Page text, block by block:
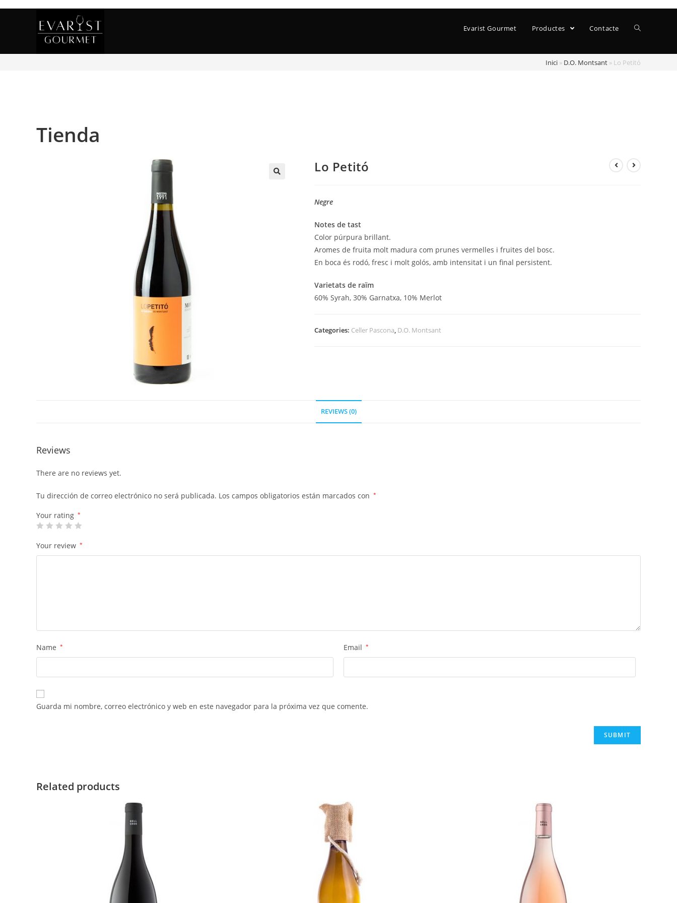
Evarist Gourmet Productes Contacte
Inici » D.O. Montsant » Lo Petitó
Tienda
Lo Petitó
Negre
Notes de tast
Color púrpura brillant.
Aromes de fruita molt madura com prunes vermelles i fruites del bosc.
En boca és rodó, fresc i molt golós, amb intensitat i un final persistent.
Varietats de raïm
60% Syrah, 30% Garnatxa, 10% Merlot
Categories: Celler Pascona, D.O. Montsant
REVIEWS (0)
Reviews
There are no reviews yet.
Tu dirección de correo electrónico no será publicada. Los campos obligatorios están marcados con *
Your rating *
Your review *
Name * Email *
Guarda mi nombre, correo electrónico y web en este navegador para la próxima vez que comente.
Related products